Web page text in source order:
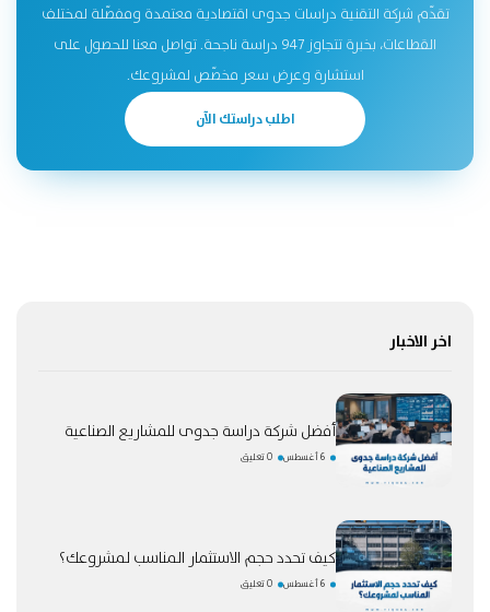
تقدّم شركة التقنية دراسات جدوى اقتصادية معتمدة ومفصّلة لمختلف
القطاعات، بخبرة تتجاوز 947 دراسة ناجحة. تواصل معنا للحصول على
استشارة وعرض سعر مخصّص لمشروعك.
اطلب دراستك الآن
اخر الاخبار
أفضل شركة دراسة جدوى للمشاريع الصناعية
6 أغسطس 0 تعليق
كيف تحدد حجم الاستثمار المناسب لمشروعك؟
6 أغسطس 0 تعليق